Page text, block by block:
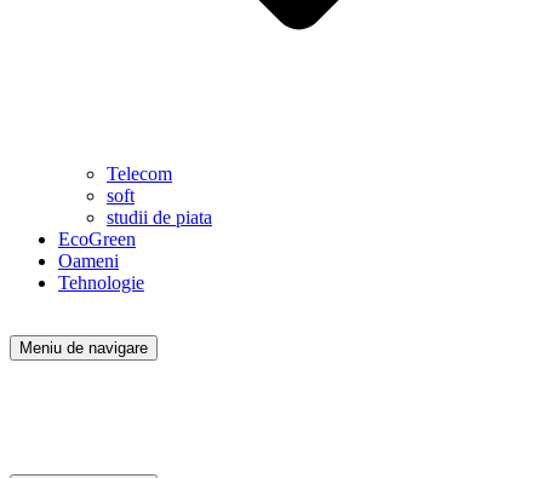
Telecom
soft
studii de piata
EcoGreen
Oameni
Tehnologie
Meniu de navigare